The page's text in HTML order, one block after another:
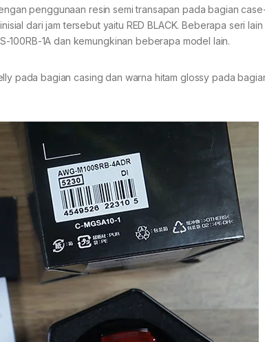
penggunaan resin semi transapan pada bagian
dari jam tersebut yaitu RED BLACK. Beberapa seri
100RB-1A dan kemungkinan beberapa model lain.
pada bagian casing dan warna hitam glossy pada